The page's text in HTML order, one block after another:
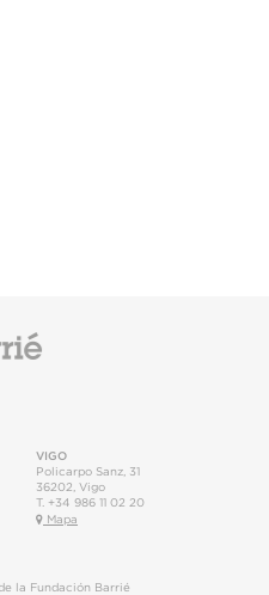
VIGO
Policarpo Sanz, 31
36202 Vigo
T. +34 986 11 02 20
Mapa
la Fundación Barrié